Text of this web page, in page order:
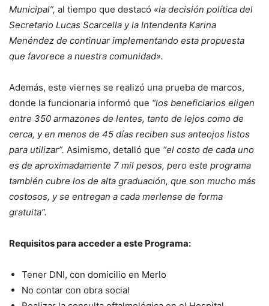
Municipal”, al tiempo que destacó «la decisión política del
Secretario Lucas Scarcella y la Intendenta Karina
Menéndez de continuar implementando esta propuesta
que favorece a nuestra comunidad».
Además, este viernes se realizó una prueba de marcos,
donde la funcionaria informó que “los beneficiarios eligen
entre 350 armazones de lentes, tanto de lejos como de
cerca, y en menos de 45 días reciben sus anteojos listos
para utilizar”. Asimismo, detalló que “el costo de cada uno
es de aproximadamente 7 mil pesos, pero este programa
también cubre los de alta graduación, que son mucho más
costosos, y se entregan a cada merlense de forma
gratuita”.
Requisitos para acceder a este Programa:
Tener DNI, con domicilio en Merlo
No contar con obra social